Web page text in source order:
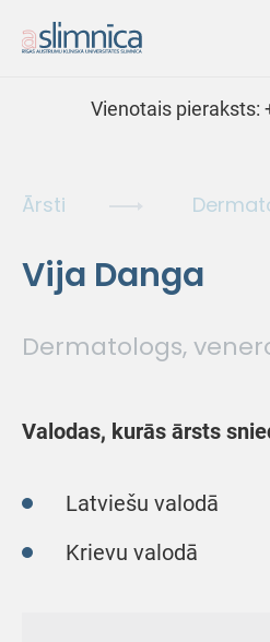
Vienotais pieraksts:
Ārsti
Vija Danga
Dermatologs,
Valodas, kurās ārsts
Latviešu valodā
Krievu valodā